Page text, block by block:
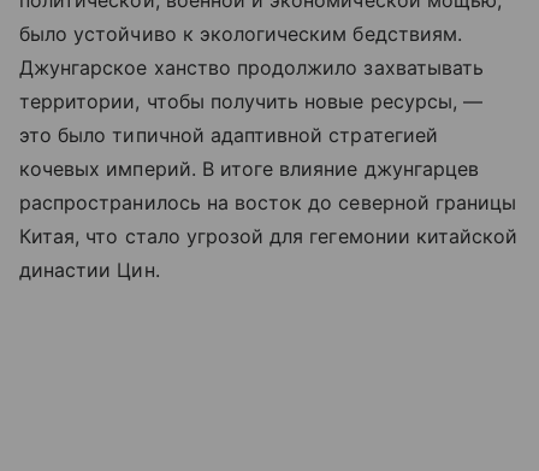
было устойчиво к экологическим бедствиям.
Джунгарское ханство продолжило захватывать
территории, чтобы получить новые ресурсы, —
это было типичной адаптивной стратегией
кочевых империй. В итоге влияние джунгарцев
распространилось на восток до северной границы
Китая, что стало угрозой для гегемонии китайской
династии Цин.